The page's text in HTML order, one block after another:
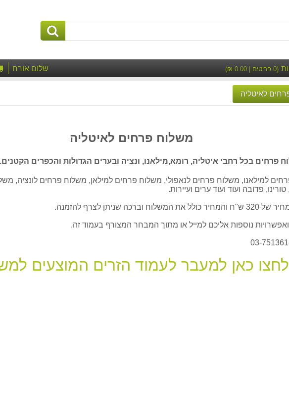
(
0 פריטים |0.00
₪) שלום אורח
לאיטליה
משלוח פרחים לאיטליה
פרחים בכל רחבי איטליה, רומא,מילאנו, ונציה ובערים הגדולות והכפרים הקטנים.
למילאנו, משלוח פרחים לנאפולי, משלוח פרחים למילאן, משלוח פרחים לונציה,
פדובה ועוד ועוד ערים ועיירות.
לצרף להזמנה.
נוספות אליכם למייל או מתוך המבחר המצורף בעמוד זה.
לחצו כאן למעבר לעמוד הזרים המוצעים